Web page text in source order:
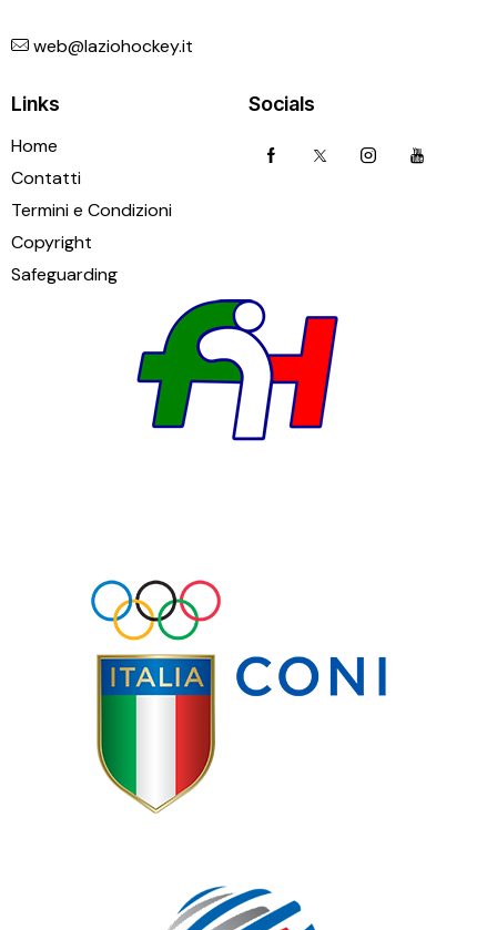
web@laziohockey.it
Links
Home
Contatti
Termini e Condizioni
Copyright
Safeguarding
Socials